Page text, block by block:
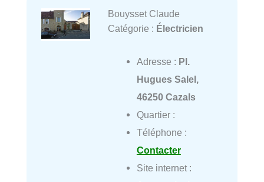
Bouysset Claude
Catégorie : Électricien
Adresse : Pl.
Hugues Salel,
46250 Cazals
Quartier :
Téléphone :
Contacter
Site internet :